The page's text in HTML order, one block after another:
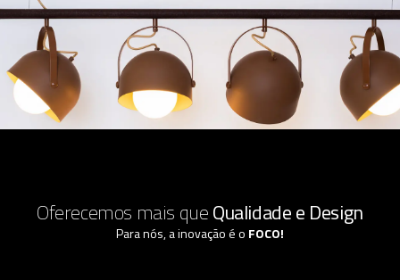
Oferecemos mais queQualidade e Design
Para nós, a inovação é o FOCO!